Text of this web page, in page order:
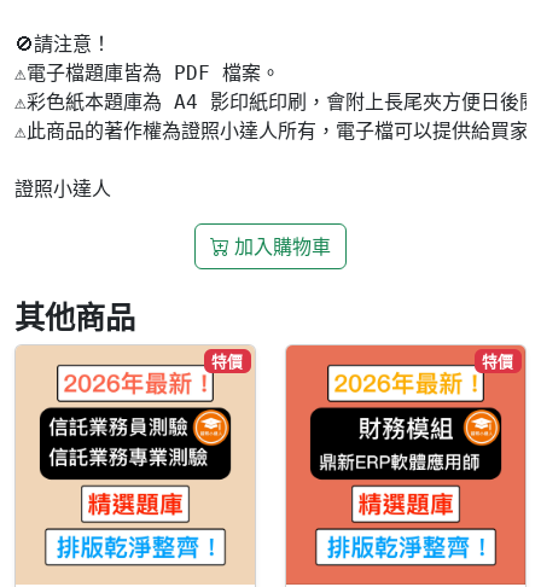
🚫請注意！
⚠️電子檔題庫皆為 PDF 檔案。
⚠️彩色紙本題庫為 A4 影印紙印刷，會附上長尾夾方便日後
⚠️此商品的著作權為證照小達人所有，電子檔可以提供給買
證照小達人
加入購物車
其他商品
特價 特價